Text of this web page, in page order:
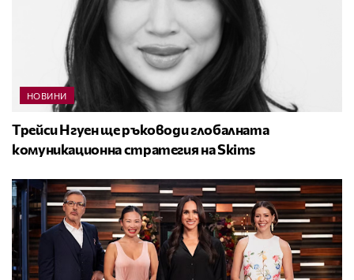
НОВИНИ
Трейси Нгуен ще ръководи глобалната
комуникационна стратегия на Skims